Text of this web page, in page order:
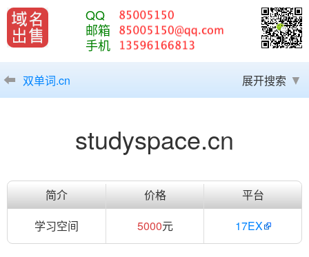
QQ
邮箱
手机
双单词.cn 展开搜索
studyspace.cn
简介 价格
平台
学习空间
5000元 17EX